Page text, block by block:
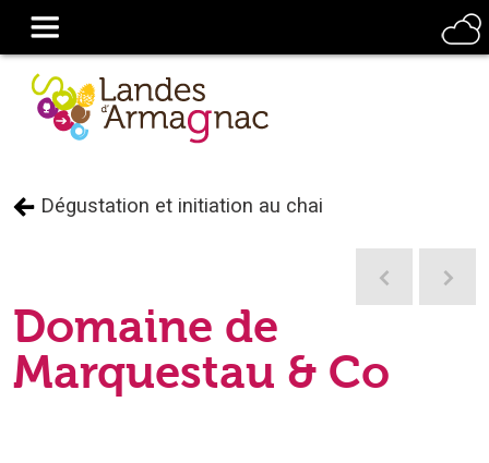
Dégustation et initiation au chai
Domaine de
Marquestau & Co